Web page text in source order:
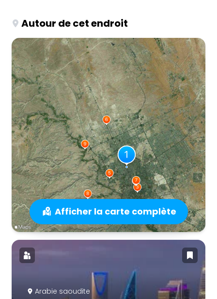
Autour de cet endroit
Afficher la carte complète
Arabie saoudite